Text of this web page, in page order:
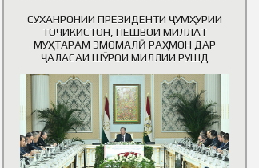
СУХАНРОНИИ ПРЕЗИДЕНТИ ҶУМҲУРИИ
ТОҶИКИСТОН, ПЕШВОИ МИЛЛАТ
МУҲТАРАМ ЭМОМАЛӢ РАҲМОН ДАР
ҶАЛАСАИ ШӮРОИ МИЛЛИИ РУШД